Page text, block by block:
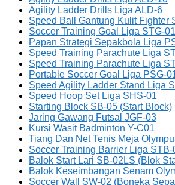
Agility Ladder Drills Liga ALD-6
Speed Ball Gantung Kulit Fighter
Soccer Training Goal Liga STG-01
Papan Strategi Sepakbola Liga
Speed Training Parachute Liga
Speed Training Parachute Liga
Portable Soccer Goal Liga PSG-
Speed Agility Ladder Stand Liga
Speed Hoop Set Liga SHS-01
Starting Block SB-05 (Start Block)
Jaring Gawang Futsal JGF-03
Kursi Wasit Badminton Y-C01
Tiang Dan Net Tenis Meja
Soccer Training Barrier Liga STB-
Balok Start Lari SB-02LS (Blok
Balok Keseimbangan Senam
Soccer Wall SW-02 (Boneka